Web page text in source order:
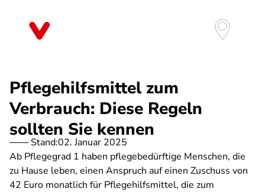
Pflegehilfsmittel zum
Verbrauch: Diese Regeln
sollten Sie kennen
Stand:02. Januar 2025
Ab Pflegegrad 1 haben pflegebedürftige Menschen, die
zu Hause leben, einen Anspruch auf einen Zuschuss von
42 Euro monatlich für Pflegehilfsmittel, die zum